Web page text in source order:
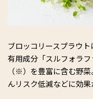
ブロッコリースプラウ
有用成分「スルフォラ
（※）を豊富に含む野
んリスク低減などに効果